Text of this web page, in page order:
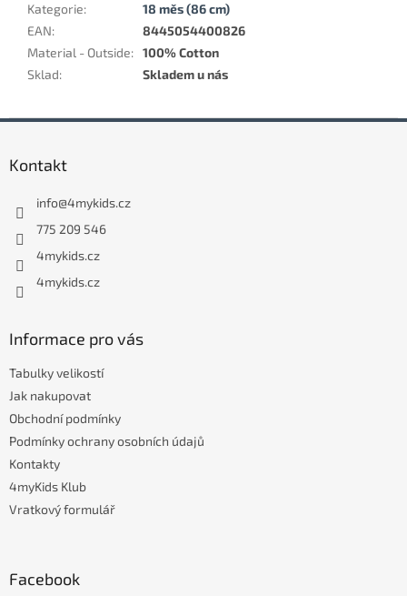
Kategorie:
18 měs (86 cm)
EAN:
8445054400826
Material - Outside: 100% Cotton
Sklad: Skladem u nás
Kontakt
info@4mykids.cz
775 209 546
4mykids.cz
4mykids.cz
Informace pro vás
Tabulky velikostí
Jak nakupovat
Obchodní podmínky
Podmínky ochrany osobních údajů
Kontakty
4myKids Klub
Vratkový formulář
Facebook